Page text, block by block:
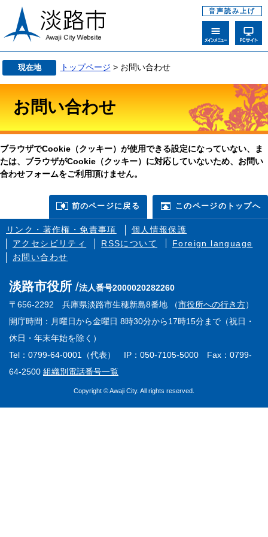
音声読み上げ
現在地 トップページ > お問い合わせ
お問い合わせ
ブラウザでCookie（クッキー）が使用できる設定になっていない、ま
たは、ブラウザがCookie（クッキー）に対応していないため、お問い
合わせフォームをご利用頂けません。
前のページに戻る このページのトップへ
リンク・著作権・免責事項
個人情報保護
アクセシビリティ
RSSについて
Foreign language
お問い合わせ
淡路市役所
法人番号2000020282260
〒656-2292 兵庫県淡路市生穂新島8番地 （市役所への行き方）
開庁時間：月曜日から金曜日 8時30分から17時15分まで（祝日・
休日・年末年始を除く）
Tel：0799-64-0001（代表） IP：050-7105-5000 Fax：0799-
64-2500 組織別電話番号一覧
Copyright © Awaji City. All rights reserved.